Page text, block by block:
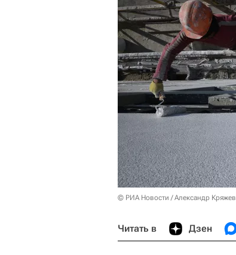
© РИА Новости / Александр Кряжев
Читать в Дзен